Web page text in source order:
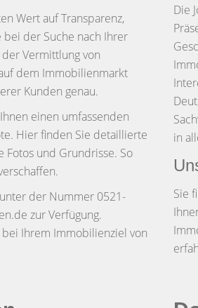
Wert auf Transparenz,
der Suche nach Ihrer
Vermittlung von
dem Immobilienmarkt
Kunden genau.
einen umfassenden
Hier finden Sie detaillierte
und Grundrisse. So
der Nummer 0521-
zur Verfügung.
Ihrem Immobilienziel von
Die
in
Sie